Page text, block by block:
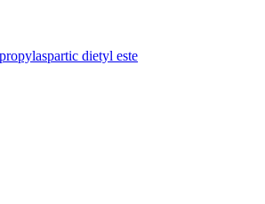
dietyl este